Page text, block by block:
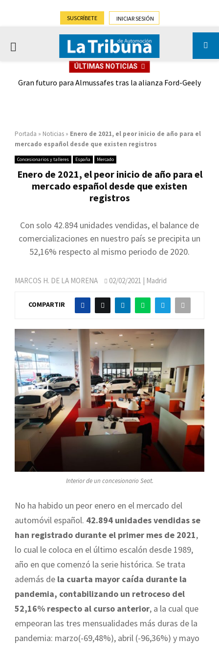
SUSCRÍBETE INICIAR SESIÓN
PRIMARY
ÚLTIMAS NOTICIAS
Gran futuro para Almussafes tras la alianza Ford-Geely
Portada » Noticias » Enero de 2021, el peor inicio de año para el
mercado español desde que existen registros
Concesionarios y talleres España Mercado
Enero de 2021, el peor inicio de año para el
mercado español desde que existen
registros
Con solo 42.894 unidades vendidas, el balance de
comercializaciones en nuestro país se precipita un
52,16% respecto al mismo periodo de 2020.
MARCOS H. DE LA MORENA 02/02/2021 | Madrid
COMPARTIR
Interior de un concesionario Seat.
No ha habido un peor enero en el mercado del
automóvil español. 42.894 unidades vendidas se
han registrado durante el primer mes de 2021,
lo cual le coloca en el último escalón desde 1989,
año en que comenzó la serie histórica. Se trata
además de la cuarta mayor caída durante la
pandemia, contabilizando un retroceso del
52,16% respecto al curso anterior, a la cual que
empeoran las tres mensualidades más duras de la
pandemia: marzo(-69,48%), abril (-96,36%) y mayo